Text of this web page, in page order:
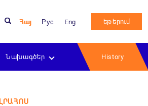
Հայ Рус Eng եթերում
Նախագծեր History
ԼՐԱՀՈՍ